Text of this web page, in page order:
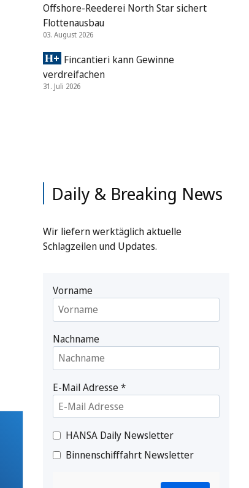
Offshore-Reederei North Star sichert
Flottenausbau
03. August 2026
Fincantieri kann Gewinne
verdreifachen
31. Juli 2026
Daily & Breaking News
Wir liefern werktäglich aktuelle
Schlagzeilen und Updates.
Vorname
Nachname
E-Mail Adresse*
HANSA Daily Newsletter
Binnenschifffahrt Newsletter